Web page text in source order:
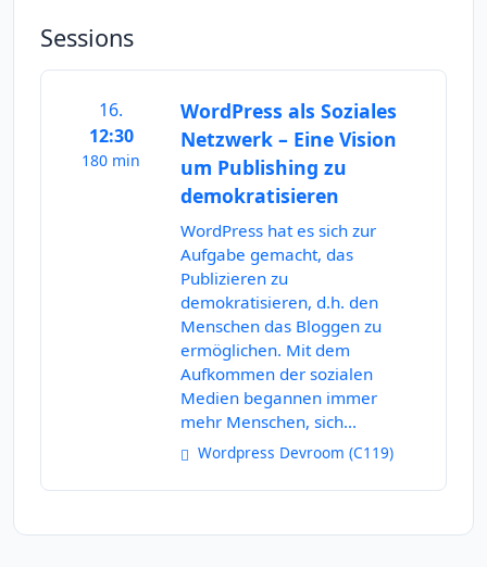
Sessions
16.
12:30
180 min
WordPress als Soziales
Netzwerk – Eine Vision
um Publishing zu
demokratisieren
WordPress hat es sich zur
Aufgabe gemacht, das
Publizieren zu
demokratisieren, d.h. den
Menschen das Bloggen zu
ermöglichen. Mit dem
Aufkommen der sozialen
Medien begannen immer
mehr Menschen, sich...
Wordpress Devroom (C119)